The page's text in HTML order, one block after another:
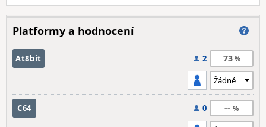
Platformy a hodnocení
At8bit 2 73
C64 0 --